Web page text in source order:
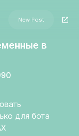
New Post
в
для бота